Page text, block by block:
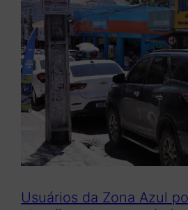
Usuários da Zona Azul